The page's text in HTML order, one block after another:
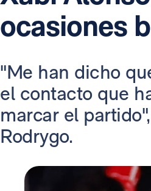
ocasiones
"Me han dicho
el contacto que
marcar el
Rodrygo.